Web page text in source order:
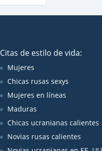
Citas de estilo de vida:
Mujeres
Chicas rusas sexys
Mujeres en líneas
Maduras
Chicas ucranianas calientes
Novias rusas calientes